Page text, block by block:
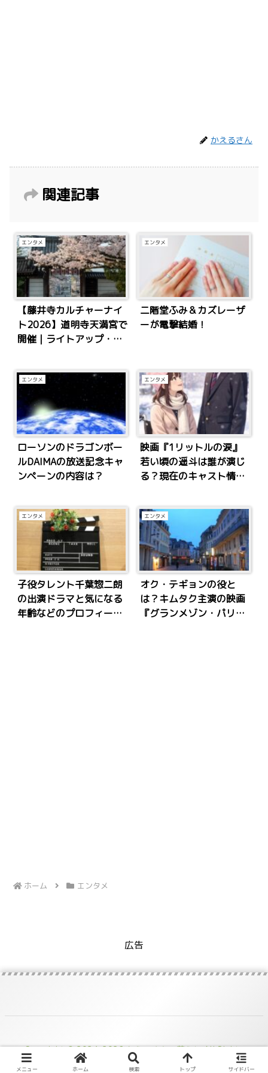
かえるさん
関連記事
エンタメ
【藤井寺カルチャーナイ
ト2026】道明寺天満宮で
開催｜ライトアップ・ス
まとめ
エンタメ
二階堂ふみ＆カズレーザ
ーが電撃結婚！
エンタメ
ローソンのドラゴンボー
ルDAIMAの放送記念キャ
ンペーンの内容は？
エンタメ
映画『1リットルの涙』
若い頃の遥斗は誰が演じ
る？現在のキャスト情報
エンタメ
子役タレント千葉惣二朗
の出演ドラマと気になる
年齢などのプロフィール
エンタメ
オク・テギョンの役と
は？キムタク主演の映画
『グランメゾン・パリ』
ホーム エンタメ
広告
Copyright © 2024-2026 かえるさんの暮らし All Rights
Reserved.
メニュー ホーム 検索 トップ サイドバー